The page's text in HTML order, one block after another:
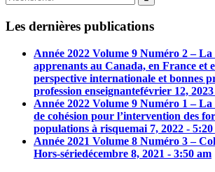
Les dernières publications
Année 2022 Volume 9 Numéro 2 –
apprenants au Canada, en France et
perspective internationale et bonnes
profession enseignantefévrier 12,
Année 2022 Volume 9 Numéro 1 –
de cohésion pour l’intervention des
populations à risquemai 7, 2022 -
Année 2021 Volume 8 Numéro 3 –
Hors-sériedécembre 8, 2021 - 3:50 am